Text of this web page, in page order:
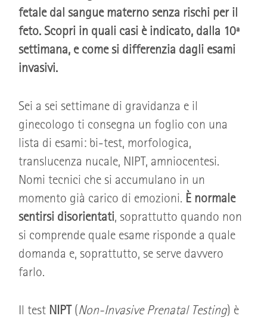
fetale dal sangue materno senza rischi per il
feto. Scopri in quali casi è indicato, dalla 10ª
settimana, e come si differenzia dagli esami
invasivi.
Sei a sei settimane di gravidanza e il
ginecologo ti consegna un foglio con una
lista di esami: bi-test, morfologica,
translucenza nucale, NIPT, amniocentesi.
Nomi tecnici che si accumulano in un
momento già carico di emozioni. È normale
sentirsi disorientati, soprattutto quando non
si comprende quale esame risponde a quale
domanda e, soprattutto, se serve davvero
farlo.
Il test NIPT (Non-Invasive Prenatal Testing) è